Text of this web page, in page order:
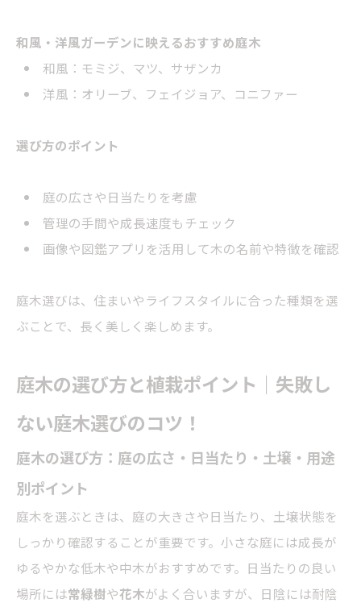
和風・洋風ガーデンに映えるおすすめ庭木
和風：モミジ、マツ、サザンカ
洋風： オリーブ、フェイジョア、コニファー
選び方のポイント
庭の広さや日当たりを考慮
管理の手間や成長速度もチェック
画像や図鑑アプリを活用して木の名前や特徴を確認
庭木選びは、住まいやライフスタイルに合った種類を選
ぶことで、長く美しく楽しめます。
庭木の選び方と植栽ポイント｜失敗し
ない庭木選びのコツ！
庭木の選び方：庭の広さ・日当たり・土壌・用途
別ポイント
庭木を選ぶときは、庭の大きさや日当たり、土壌状態を
しっかり確認することが重要です。小さな庭には成長が
ゆるやかな低木や中木がおすすめです。日当たりの良い
場所には常緑樹や花木がよく合いますが、日陰には耐陰